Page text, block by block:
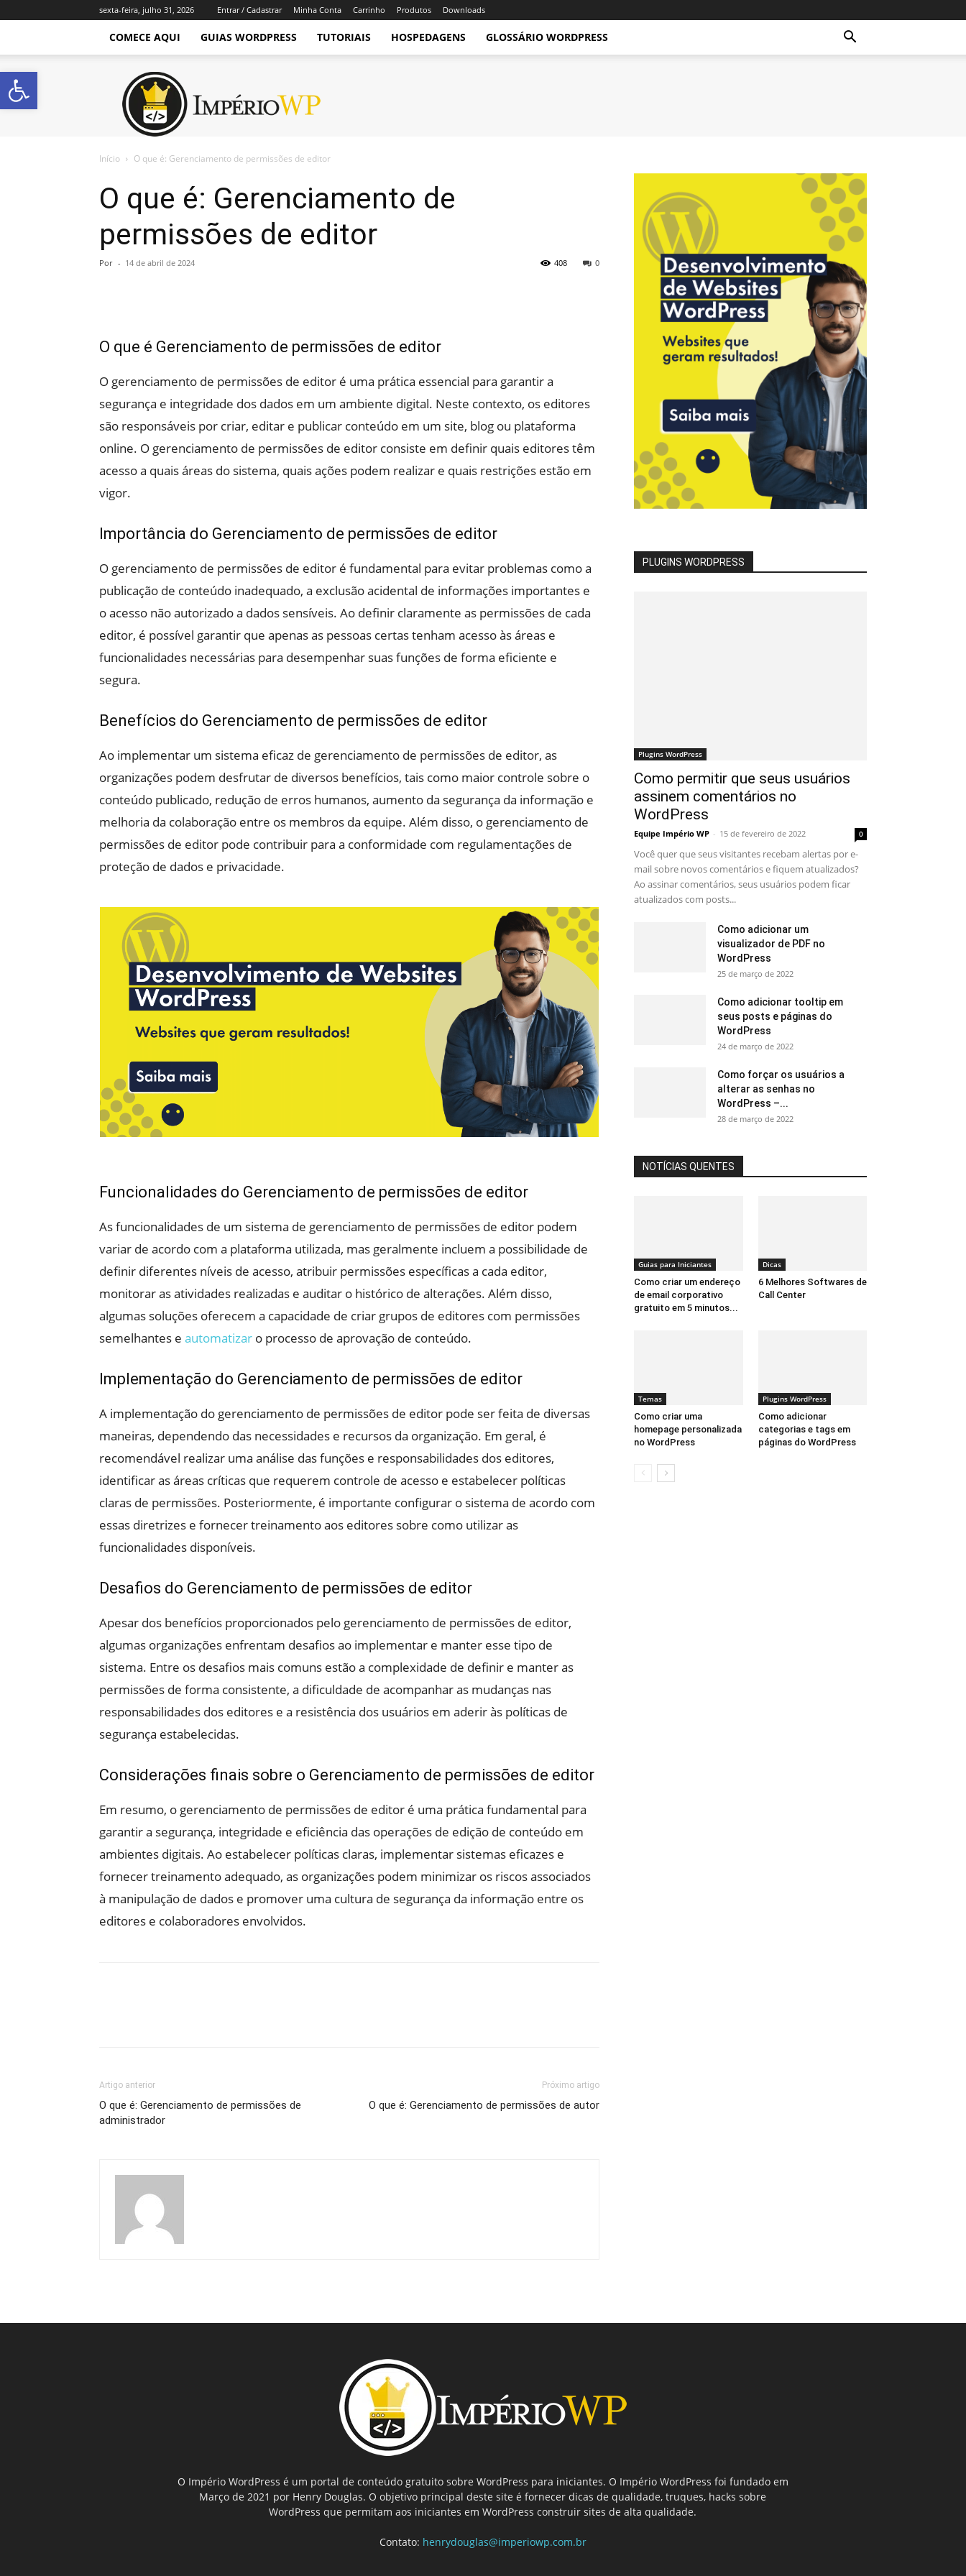
sexta-feira, julho 31, 2026 Entrar / Cadastrar Minha Conta Carrinho Produtos Downloads
COMECE AQUI GUIAS WORDPRESS TUTORIAIS HOSPEDAGENS GLOSSÁRIO WORDPRESS
Império
WordPress
Início O que é: Gerenciamento de permissões de editor
O que é: Gerenciamento de
permissões de editor
Por - 14 de abril de 2024 0
408
O que é Gerenciamento de permissões de editor
O gerenciamento de permissões de editor é uma prática essencial para garantir a
segurança e integridade dos dados em um ambiente digital. Neste contexto, os editores
são responsáveis por criar, editar e publicar conteúdo em um site, blog ou plataforma
online. O gerenciamento de permissões de editor consiste em definir quais editores têm
acesso a quais áreas do sistema, quais ações podem realizar e quais restrições estão em
vigor.
Importância do Gerenciamento de permissões de editor
O gerenciamento de permissões de editor é fundamental para evitar problemas como a
publicação de conteúdo inadequado, a exclusão acidental de informações importantes e
o acesso não autorizado a dados sensíveis. Ao definir claramente as permissões de cada
editor, é possível garantir que apenas as pessoas certas tenham acesso às áreas e
funcionalidades necessárias para desempenhar suas funções de forma eficiente e
segura.
Benefícios do Gerenciamento de permissões de editor
Ao implementar um sistema eficaz de gerenciamento de permissões de editor, as
organizações podem desfrutar de diversos benefícios, tais como maior controle sobre o
conteúdo publicado, redução de erros humanos, aumento da segurança da informação e
melhoria da colaboração entre os membros da equipe. Além disso, o gerenciamento de
permissões de editor pode contribuir para a conformidade com regulamentações de
proteção de dados e privacidade.
Funcionalidades do Gerenciamento de permissões de editor
As funcionalidades de um sistema de gerenciamento de permissões de editor podem
variar de acordo com a plataforma utilizada, mas geralmente incluem a possibilidade de
definir diferentes níveis de acesso, atribuir permissões específicas a cada editor,
monitorar as atividades realizadas e auditar o histórico de alterações. Além disso,
algumas soluções oferecem a capacidade de criar grupos de editores com permissões
semelhantes e automatizar o processo de aprovação de conteúdo.
Implementação do Gerenciamento de permissões de editor
A implementação do gerenciamento de permissões de editor pode ser feita de diversas
maneiras, dependendo das necessidades e recursos da organização. Em geral, é
recomendável realizar uma análise das funções e responsabilidades dos editores,
identificar as áreas críticas que requerem controle de acesso e estabelecer políticas
claras de permissões. Posteriormente, é importante configurar o sistema de acordo com
essas diretrizes e fornecer treinamento aos editores sobre como utilizar as
funcionalidades disponíveis.
Desafios do Gerenciamento de permissões de editor
Apesar dos benefícios proporcionados pelo gerenciamento de permissões de editor,
algumas organizações enfrentam desafios ao implementar e manter esse tipo de
sistema. Entre os desafios mais comuns estão a complexidade de definir e manter as
permissões de forma consistente, a dificuldade de acompanhar as mudanças nas
responsabilidades dos editores e a resistência dos usuários em aderir às políticas de
segurança estabelecidas.
Considerações finais sobre o Gerenciamento de permissões de editor
Em resumo, o gerenciamento de permissões de editor é uma prática fundamental para
garantir a segurança, integridade e eficiência das operações de edição de conteúdo em
ambientes digitais. Ao estabelecer políticas claras, implementar sistemas eficazes e
fornecer treinamento adequado, as organizações podem minimizar os riscos associados
à manipulação de dados e promover uma cultura de segurança da informação entre os
editores e colaboradores envolvidos.
Artigo anterior
O que é: Gerenciamento de permissões de
administrador
Próximo artigo
O que é: Gerenciamento de permissões de autor
PLUGINS WORDPRESS
Plugins WordPress
Como permitir que seus usuários
assinem comentários no
WordPress
Equipe Império WP - 15 de fevereiro de 2022 0
Você quer que seus visitantes recebam alertas por e-
mail sobre novos comentários e fiquem atualizados?
Ao assinar comentários, seus usuários podem ficar
atualizados com posts...
Como adicionar um
visualizador de PDF no
WordPress
25 de março de 2022
Como adicionar tooltip em
seus posts e páginas do
WordPress
24 de março de 2022
Como forçar os usuários a
alterar as senhas no
WordPress –...
28 de março de 2022
NOTÍCIAS QUENTES
Guias para Iniciantes
Como criar um endereço
de email corporativo
gratuito em 5 minutos...
Dicas
6 Melhores Softwares de
Call Center
Temas
Como criar uma
homepage personalizada
no WordPress
Plugins WordPress
Como adicionar
categorias e tags em
páginas do WordPress
O Império WordPress é um portal de conteúdo gratuito sobre WordPress para iniciantes. O Império WordPress foi fundado em
Março de 2021 por Henry Douglas. O objetivo principal deste site é fornecer dicas de qualidade, truques, hacks sobre
WordPress que permitam aos iniciantes em WordPress construir sites de alta qualidade.
Contato: henrydouglas@imperiowp.com.br
Abrir a barra de ferramentas